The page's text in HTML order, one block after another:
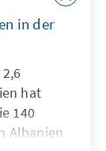
in der
hat
140
Albanien